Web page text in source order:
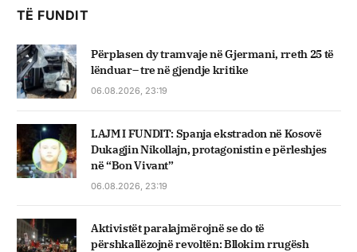
TË FUNDIT
Përplasen dy tramvaje në Gjermani, rreth 25 të
lënduar– tre në gjendje kritike
06.08.2026, 23:19
LAJM I FUNDIT: Spanja ekstradon në Kosovë
Dukagjin Nikollajn, protagonistin e përleshjes
në “Bon Vivant”
06.08.2026, 23:19
Aktivistët paralajmërojnë se do të
përshkallëzojnë revoltën: Bllokim rrugësh